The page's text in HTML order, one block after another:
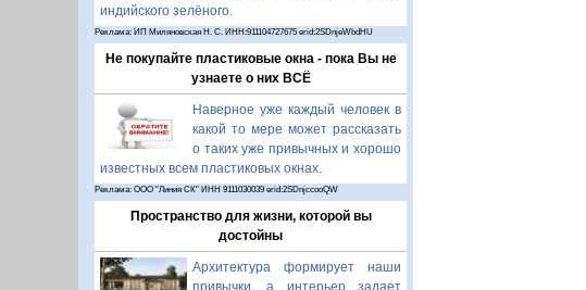
индийского зелёного.
Реклама: ИП Миляновская Н. С. ИНН:911104727675 erid:2SDnjeWbdHU
Не покупайте пластиковые окна - пока Вы не
узнаете о них ВСЁ
Наверное уже каждый человек в
какой то мере может рассказать
о таких уже привычных и хорошо
известных всем пластиковых окнах.
Реклама: ООО "Линия СК" ИНН 9111030039 erid:2SDnjccooQW
Пространство для жизни, которой вы
достойны
Архитектура формирует наши
привычки, а интерьер задает